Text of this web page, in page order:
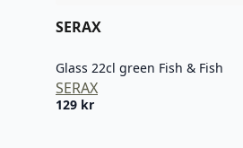
SERAX
Glass 22cl green Fish & Fish
SERAX
129 kr